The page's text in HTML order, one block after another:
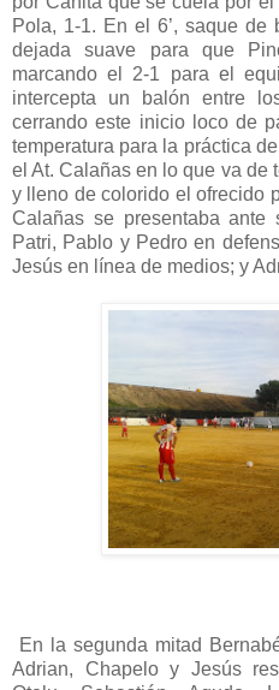
Pola, 1-1. En el 6’, saque
dejada suave para que
marcando el 2-1 para el
intercepta un balón entre
cerrando este inicio loco de
temperatura para la práctica
el At. Calañas en lo que va de
y lleno de colorido el ofrecido
Calañas se presentaba ante
Patri, Pablo y Pedro en
Jesús en línea de medios; y
En la segunda mitad
Adrian, Chapelo y Jesús